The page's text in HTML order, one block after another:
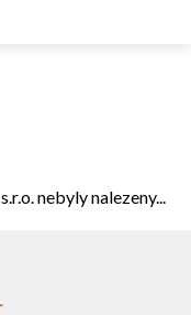
nebyly nalezeny...